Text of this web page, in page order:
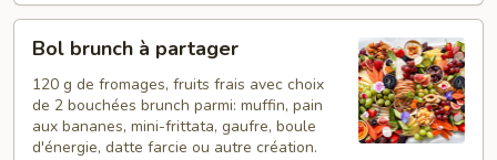
brunch
partager
Bol brunch à partager
120 g de fromages, fruits frais avec choix
de 2 bouchées brunch parmi: muffin, pain
aux bananes, mini-frittata, gaufre, boule
d'énergie, datte farcie ou autre création.